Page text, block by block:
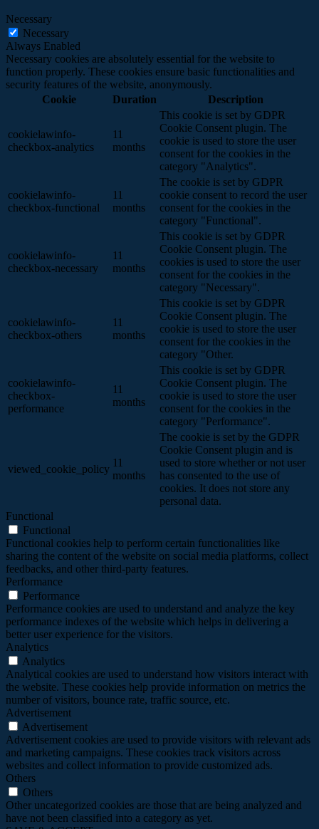
Necessary
Necessary
Always Enabled
Necessary cookies are absolutely essential for the website to
function properly. These cookies ensure basic functionalities and
security features of the website, anonymously.
Cookie
Duration Description
cookielawinfo-
checkbox-analytics
11
months
This cookie is set by GDPR
Cookie Consent plugin. The
cookie is used to store the user
consent for the cookies in the
category "Analytics".
cookielawinfo-
checkbox-functional
11
months
The cookie is set by GDPR
cookie consent to record the user
consent for the cookies in the
category "Functional".
cookielawinfo-
checkbox-necessary
11
months
This cookie is set by GDPR
Cookie Consent plugin. The
cookies is used to store the user
consent for the cookies in the
category "Necessary".
cookielawinfo-
checkbox-others
11
months
This cookie is set by GDPR
Cookie Consent plugin. The
cookie is used to store the user
consent for the cookies in the
category "Other.
cookielawinfo-
checkbox-
performance
11
months
This cookie is set by GDPR
Cookie Consent plugin. The
cookie is used to store the user
consent for the cookies in the
category "Performance".
viewed_cookie_policy
11
months
The cookie is set by the GDPR
Cookie Consent plugin and is
used to store whether or not user
has consented to the use of
cookies. It does not store any
personal data.
Functional
Functional
Functional cookies help to perform certain functionalities like
sharing the content of the website on social media platforms, collect
feedbacks, and other third-party features.
Performance
Performance
Performance cookies are used to understand and analyze the key
performance indexes of the website which helps in delivering a
better user experience for the visitors.
Analytics
Analytics
Analytical cookies are used to understand how visitors interact with
the website. These cookies help provide information on metrics the
number of visitors, bounce rate, traffic source, etc.
Advertisement
Advertisement
Advertisement cookies are used to provide visitors with relevant ads
and marketing campaigns. These cookies track visitors across
websites and collect information to provide customized ads.
Others
Others
Other uncategorized cookies are those that are being analyzed and
have not been classified into a category as yet.